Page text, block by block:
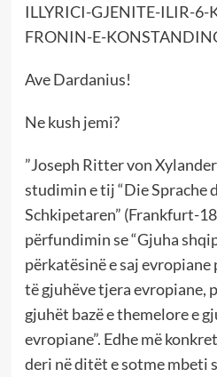
ILLYRICI-GJENITE-ILIR-6-
FRONIN-E-
Ave Dardanius!
Ne kush jemi?
”Joseph Ritter von
studimin e tij “Die Sprache
Schkipetaren” (Frankfurt-
përfundimin se “Gjuha
përkatësinë e saj
të gjuhëve tjera evropiane,
gjuhët bazë e themelore e
evropiane”. Edhe më
deri në ditët e sotme mbeti